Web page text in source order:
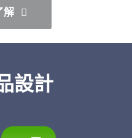
解
設計